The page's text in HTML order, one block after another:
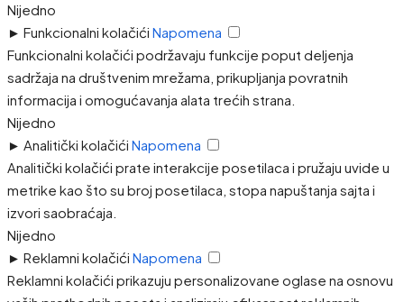
Nijedno
► Funkcionalni kolačići Napomena
Funkcionalni kolačići podržavaju funkcije poput deljenja
sadržaja na društvenim mrežama, prikupljanja povratnih
informacija i omogućavanja alata trećih strana.
Nijedno
► Analitički kolačići Napomena
Analitički kolačići prate interakcije posetilaca i pružaju uvide u
metrike kao što su broj posetilaca, stopa napuštanja sajta i
izvori saobraćaja.
Nijedno
► Reklamni kolačići Napomena
Reklamni kolačići prikazuju personalizovane oglase na osnovu